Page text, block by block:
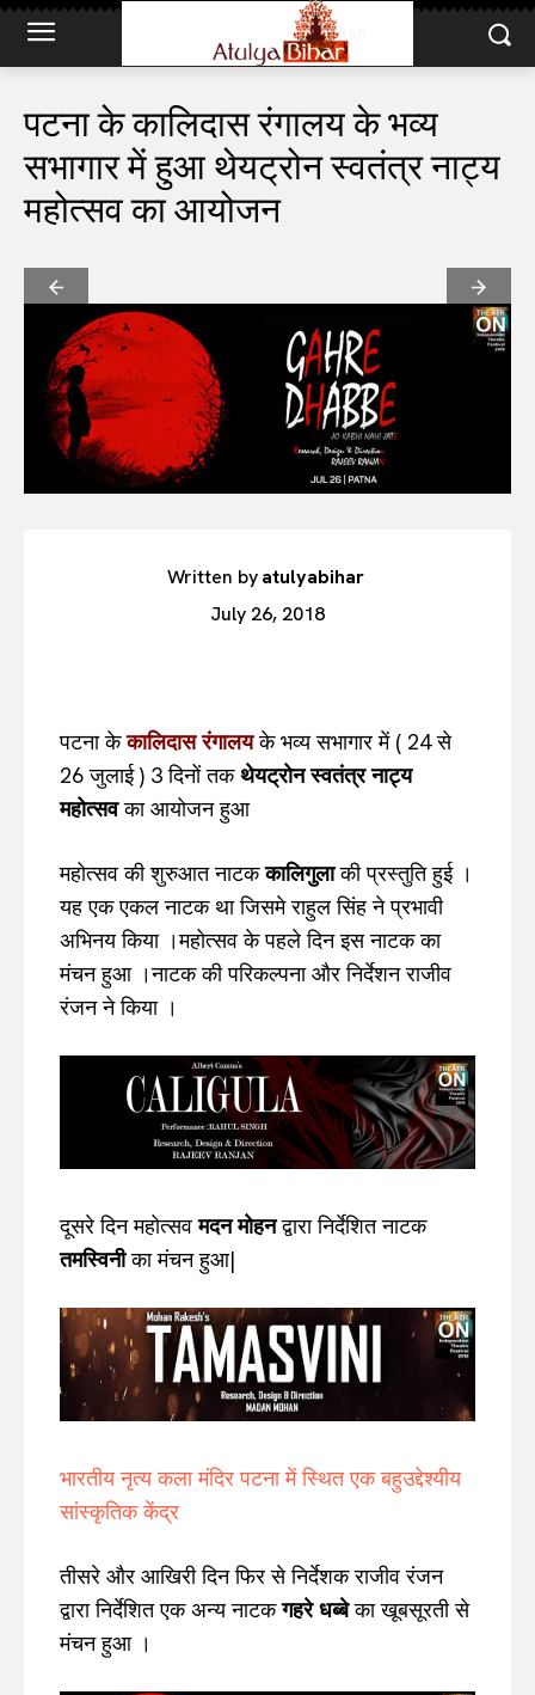
पटना के कालिदास रंगालय के भव्य
सभागार में हुआ थेयट्रोन स्वतंत्र नाट्य
महोत्सव का आयोजन
Written byatulyabihar
July 26, 2018
पटना केकालिदास रंगालयके भव्य सभागार में ( 24 से
26 जुलाई ) 3 दिनों तकथेयट्रोन स्वतंत्र नाट्य
महोत्सवका आयोजन हुआ
महोत्सव की शुरुआत नाटककालिगुलाकी प्रस्तुति हुई ।
यह एक एकल नाटक था जिसमे राहुल सिंह ने प्रभावी
अभिनय किया ।महोत्सव के पहले दिन इस नाटक का
मंचन हुआ ।नाटक की परिकल्पना और निर्देशन राजीव
रंजन ने किया ।
दूसरे दिन महोत्सवमदन मोहनद्वारा निर्देशित नाटक
तमस्विनीका मंचन हुआ|
भारतीय नृत्य कला मंदिर पटना में स्थित एक बहुउद्देश्यीय
सांस्कृतिक केंद्र
तीसरे और आखिरी दिन फिर से निर्देशक राजीव रंजन
द्वारा निर्देशित एक अन्य नाटकगहरे धब्बेका खूबसूरती से
मंचन हुआ ।